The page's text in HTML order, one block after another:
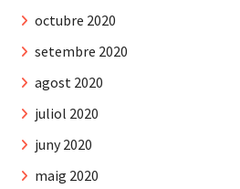
octubre 2020
setembre 2020
agost 2020
juliol 2020
juny 2020
maig 2020